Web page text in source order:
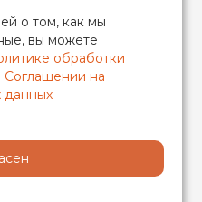
сантехника, Все права
Николаевна
о том, как мы
вы можете
обработки
Соглашении на
данных